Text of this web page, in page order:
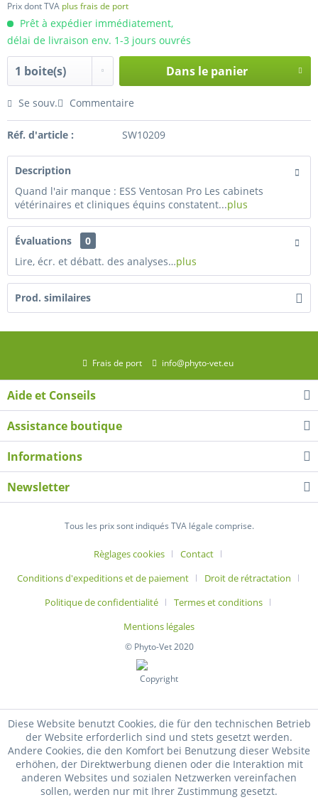
Prix dont TVA plus frais de port
Prêt à expédier immédiatement,
délai de livraison env. 1-3 jours ouvrés
Dans le panier
Se souv. Commentaire
Réf. d'article : SW10209
Description
Quand l'air manque : ESS Ventosan Pro Les cabinets
vétérinaires et cliniques équins constatent...plus
Évaluations
0
Lire, écr. et débatt. des analyses…plus
Prod. similaires
Frais de port info@phyto-vet.eu
Aide et Conseils
Assistance boutique
Informations
Newsletter
Tous les prix sont indiqués TVA légale comprise.
Règlages cookies
Contact
Conditions d'expeditions et de paiement
Droit de rétractation
Politique de confidentialité
Termes et conditions
Mentions légales
© Phyto-Vet 2020
Diese Website benutzt Cookies, die für den technischen Betrieb
der Website erforderlich sind und stets gesetzt werden.
Andere Cookies, die den Komfort bei Benutzung dieser Website
erhöhen, der Direktwerbung dienen oder die Interaktion mit
anderen Websites und sozialen Netzwerken vereinfachen
sollen, werden nur mit Ihrer Zustimmung gesetzt.